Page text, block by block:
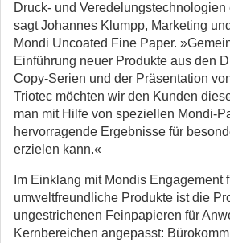
Druck- und
sagt Johannes Klumpp, Marketing
Mondi Uncoated Fine Paper.
Einführung neuer Produkte aus den
Copy-Serien und der Präsentation
Triotec möchten wir den Kunden
man mit Hilfe von speziellen Mondi-
hervorragende Ergebnisse für
erzielen kann.«
Im Einklang mit Mondis Engagement
umweltfreundliche Produkte ist die
ungestrichenen Feinpapieren für
Kernbereichen angepasst: